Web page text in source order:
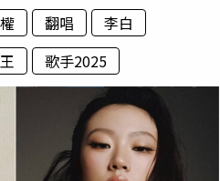
翻唱
李白
歌手2025